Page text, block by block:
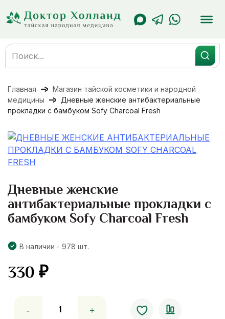
содержанию
Search
for:
Главная
Магазин тайской косметики и народной
медицины
Дневные женские антибактериальные
прокладки с бамбуком Sofy Charcoal Fresh
Дневные женские
антибактериальные прокладки с
бамбуком Sofy Charcoal Fresh
В наличии - 978 шт.
330₽
товара